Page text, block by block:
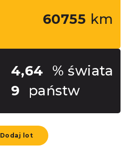
60755 km
4,64
% świata
9
państw
Dodaj lot